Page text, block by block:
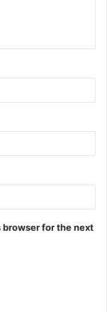
for the next